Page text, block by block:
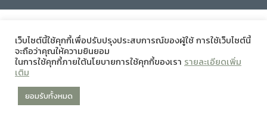
เว็บไซต์นี้ใช้คุกกี้เพื่อปรับปรุงประสบการณ์ของผู้ใช้ การใช้เว็บไซต์นี้
จะถือว่าคุณให้ความยินยอม
ในการใช้คุกกี้ภายใต้นโยบายการใช้คุกกี้ของเรา รายละเอียดเพิ่ม
เติม
ยอมรับทั้งหมด